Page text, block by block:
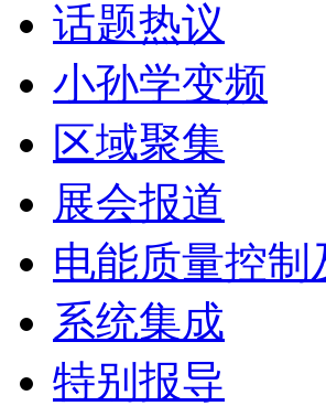
话题热议
小孙学变频
区域聚集
展会报道
电能质量控制
系统集成
特别报导